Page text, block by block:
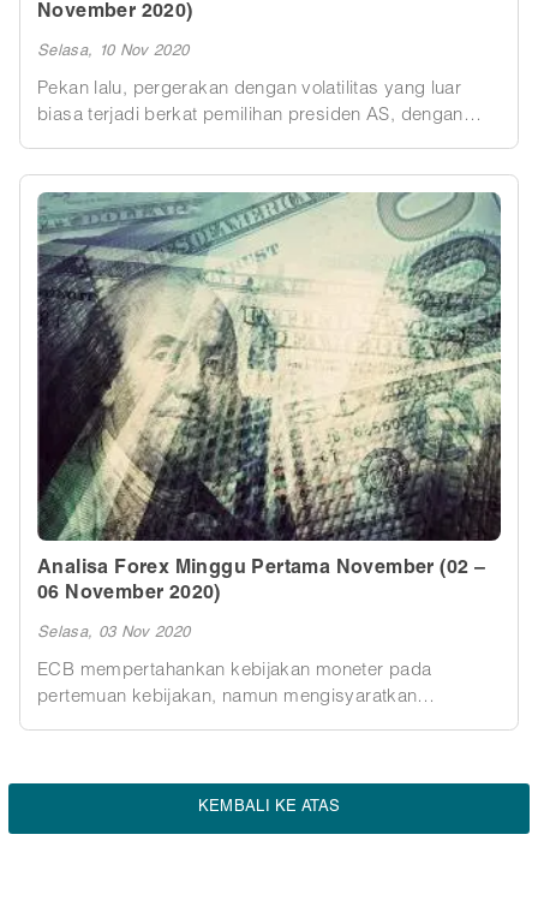
November 2020)
Selasa, 10 Nov 2020
Pekan lalu, pergerakan dengan volatilitas yang luar
biasa terjadi berkat pemilihan presiden AS, dengan
Analisa Forex Minggu Pertama November (02 –
06 November 2020)
Selasa, 03 Nov 2020
ECB mempertahankan kebijakan moneter pada
pertemuan kebijakan, namun mengisyaratkan
KEMBALI KE ATAS